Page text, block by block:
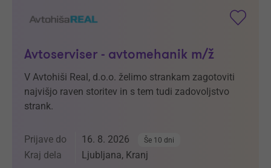
Avtoserviser - avtomehanik m/ž
V Avtohiši Real, d.o.o. želimo strankam zagotoviti
najvišjo raven storitev in s tem tudi zadovoljstvo
strank.
Prijave do 16. 8. 2026 Še 10 dni
Kraj dela Ljubljana, Kranj